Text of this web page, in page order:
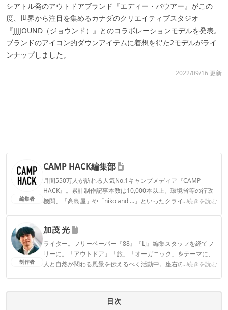
シアトル発のアウトドアブランド『エディー・バウアー』がこの
度、世界から注目を集めるカナダのクリエイティブスタジオ
『JJJJOUND（ジョウンド）』とのコラボレーションモデルを発表。
ブランドのアイコン的ダウンアイテムに着想を得た2モデルがライ
ンナップしました。
2022/09/16 更新
編集者
CAMP HACK編集部
月間550万人が訪れる人気No.1キャンプメディア『CAMP
HACK』。累計制作記事本数は10,000本以上。環境省等の行政
機関、「髙島屋」や「niko and ...」といったクライアントとの
...続きを読む
CAMP HACK編集部のプロフィール
制作者
加茂 光
ライター。フリーペーパー『88』『Lj』編集スタッフを経てフ
リーに。「アウトドア」「旅」「オーガニック」をテーマに、
人と自然が関わる風景を伝えるべく活動中。座右の銘は「ルー
...続きを読む
目次